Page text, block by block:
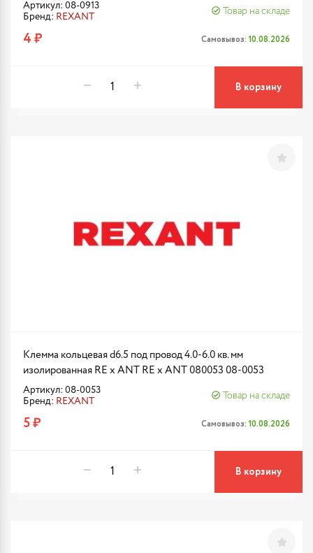
Артикул: 08-0913
Бренд: REXANT
Товар на складе
4 ₽ Самовывоз: 10.08.2026
В корзину
Клемма кольцевая d6.5 под провод 4.0-6.0 кв. мм
изолированная RE x ANT RE x ANT 080053 08-0053
Артикул: 08-0053
Бренд: REXANT
Товар на складе
5 ₽ Самовывоз: 10.08.2026
В корзину